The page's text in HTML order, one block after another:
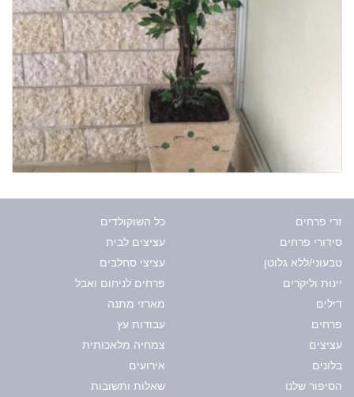
זרי פרחים
כל השוקולדים
סידורי פרחים
עציצים לבית
טבעוני/ללא גלוטן
עציצי סחלבים
יינות וליקרים
פרחים לניחום ואבל
דילים
מארזי מתנה
פרחים
עבודות עץ
עציצים
צמחיה מלאכותית
בלונים
אירועים
הסיפור שלנו
שאלות ותשובות